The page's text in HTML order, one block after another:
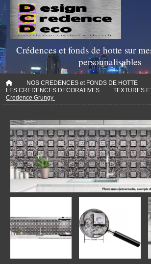
Crédences et fonds de hotte sur
personnalisables
NOS CREDENCES et FONDS DE HOTTE
LES CREDENCES DECORATIVES
TEXTURES
Credence Grungy